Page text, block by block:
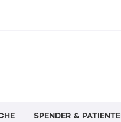
SPENDER &